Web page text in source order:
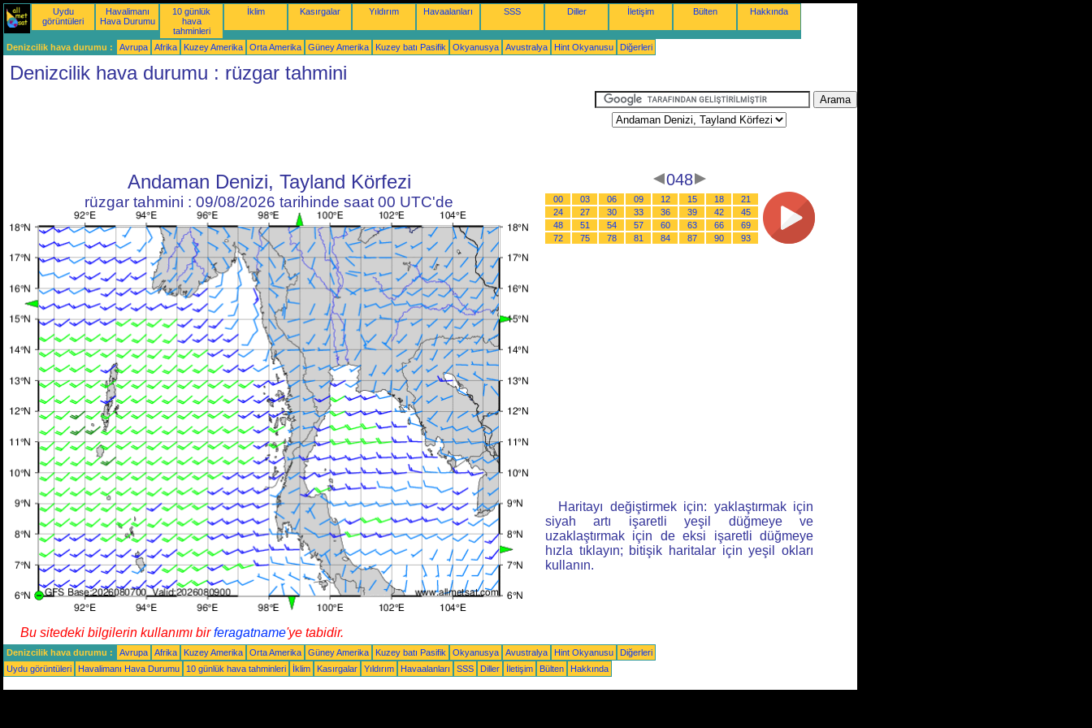
Uydu
görüntüleri
Havalimanı
Hava Durumu
10 günlük
hava
tahminleri
İklim Kasırgalar Yıldırım Havaalanları SSS Diller İletişim Bülten Hakkında
Denizcilik hava durumu : Avrupa Afrika Kuzey Amerika Orta Amerika Güney Amerika Kuzey batı Pasifik Okyanusya Avustralya Hint Okyanusu Diğerleri
Denizcilik hava durumu : rüzgar tahmini
Andaman Denizi, Tayland Körfezi
rüzgar tahmini : 09/08/2026 tarihinde saat 00 UTC'de
048
00 03 06 09 12 15 18
21
24
27 30 33 36 39 42
45
48
51 54 57 60 63 66
69
72
75 78 81 84 87 90 93
Haritayı değiştirmek için: yaklaştırmak için
siyah artı işaretli yeşil düğmeye ve
uzaklaştırmak için de eksi işaretli düğmeye
hızla tıklayın; bitişik haritalar için yeşil okları
kullanın.
Bu sitedeki bilgilerin kullanımı birferagatname'ye tabidir.
Denizcilik hava durumu : Avrupa Afrika Kuzey Amerika Orta Amerika Güney Amerika Kuzey batı Pasifik Okyanusya Avustralya Hint Okyanusu
Diğerleri
Uydu görüntüleri
Havalimanı Hava Durumu 10 günlük hava tahminleri İklim Kasırgalar Yıldırım Havaalanları SSS Diller İletişim Bülten Hakkında